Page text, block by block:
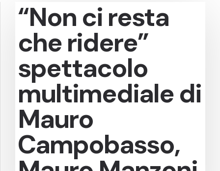
“Non ci resta
che ridere”
spettacolo
multimediale di
Mauro
Campobasso,